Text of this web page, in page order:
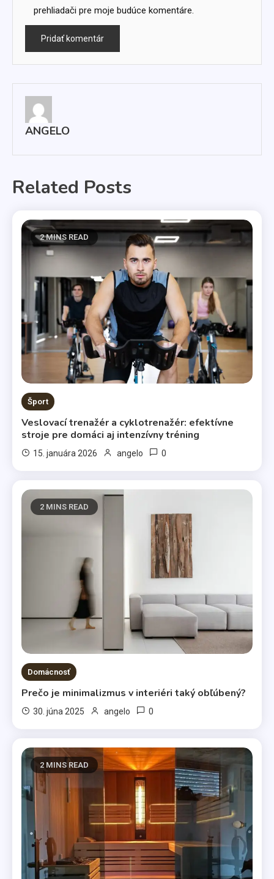
prehliadači pre moje budúce komentáre.
ANGELO
Related Posts
2 MINS READ
Šport
Veslovací trenažér a cyklotrenažér: efektívne
stroje pre domáci aj intenzívny tréning
15. januára 2026 angelo 0
2 MINS READ
Domácnosť
Prečo je minimalizmus v interiéri taký obľúbený?
30. júna 2025 angelo 0
2 MINS READ
Životný štýl
Všetci máme svoje slabosti
Kávy